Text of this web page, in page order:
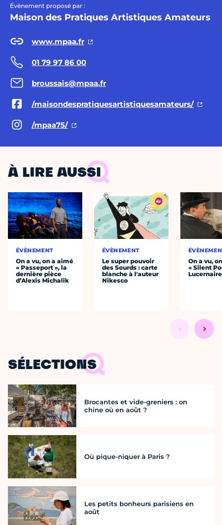
Évènement proposé par :
Maison des Pratiques Artistiques Amateurs
www.mpaa.fr
01 79 97 86 00
broussais@mpaa.fr
/maisondespratiquesartistiquesamateurs/
/mpaa75/
À LIRE AUSSI
ÉVÈNEMENT
On a vu, on a aimé
« Passeport », la
dernière pièce
d’Alexis Michalik
ÉVÈNEMENT
Le super pouvoir
des Sourds : carte
blanche à l'auteur
Nikesco
On a vu,
« Silent
Lucernaire
SÉLECTIONS
Brocantes et vide-greniers : on
chine où en août ?
Où pique-niquer à Paris ?
Les petits bonheurs parisiens en
août